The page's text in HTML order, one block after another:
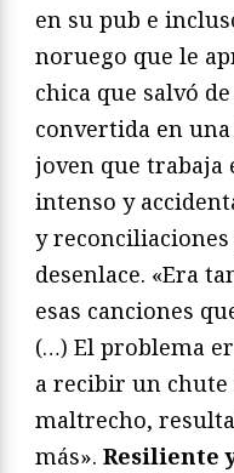
en su pub e
noruego que le
chica que salvó
convertida en
joven que trabaja
intenso y
y
desenlace. «Era
esas canciones
(…) El problema
a recibir un
maltrecho,
más». Resiliente